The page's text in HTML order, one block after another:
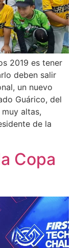
2019 es tener
deben salir
un nuevo
Guárico, del
altas,
de la
Copa